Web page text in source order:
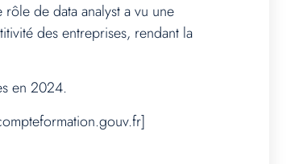
de data analyst a vu une
des entreprises, rendant la
en 2024.